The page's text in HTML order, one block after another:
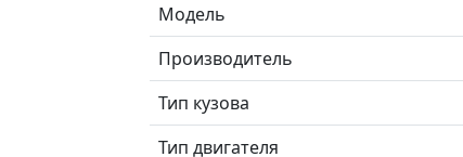
Модель
Производитель
Тип кузова
Тип двигателя